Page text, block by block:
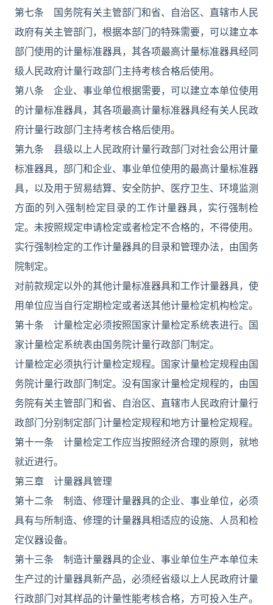
第七条 国务院有关主管部门和省、自治区、直辖市人民
政府有关主管部门，根据本部门的特殊需要，可以建立本
部门使用的计量标准器具，其各项最高计量标准器具经同
级人民政府计量行政部门主持考核合格后使用。
第八条 企业、事业单位根据需要，可以建立本单位使用
的计量标准器具，其各项最高计量标准器具经有关人民政
府计量行政部门主持考核合格后使用。
第九条 县级以上人民政府计量行政部门对社会公用计量
标准器具，部门和企业、事业单位使用的最高计量标准器
具，以及用于贸易结算、安全防护、医疗卫生、环境监测
方面的列入强制检定目录的工作计量器具，实行强制检
定。未按照规定申请检定或者检定不合格的，不得使用。
实行强制检定的工作计量器具的目录和管理办法，由国务
院制定。
对前款规定以外的其他计量标准器具和工作计量器具，使
用单位应当自行定期检定或者送其他计量检定机构检定。
第十条 计量检定必须按照国家计量检定系统表进行。国
家计量检定系统表由国务院计量行政部门制定。
计量检定必须执行计量检定规程。国家计量检定规程由国
务院计量行政部门制定。没有国家计量检定规程的，由国
务院有关主管部门和省、自治区、直辖市人民政府计量行
政部门分别制定部门计量检定规程和地方计量检定规程。
第十一条 计量检定工作应当按照经济合理的原则，就地
就近进行。
第三章 计量器具管理
第十二条 制造、修理计量器具的企业、事业单位，必须
具有与所制造、修理的计量器具相适应的设施、人员和检
定仪器设备。
第十三条 制造计量器具的企业、事业单位生产本单位未
生产过的计量器具新产品，必须经省级以上人民政府计量
行政部门对其样品的计量性能考核合格，方可投入生产。